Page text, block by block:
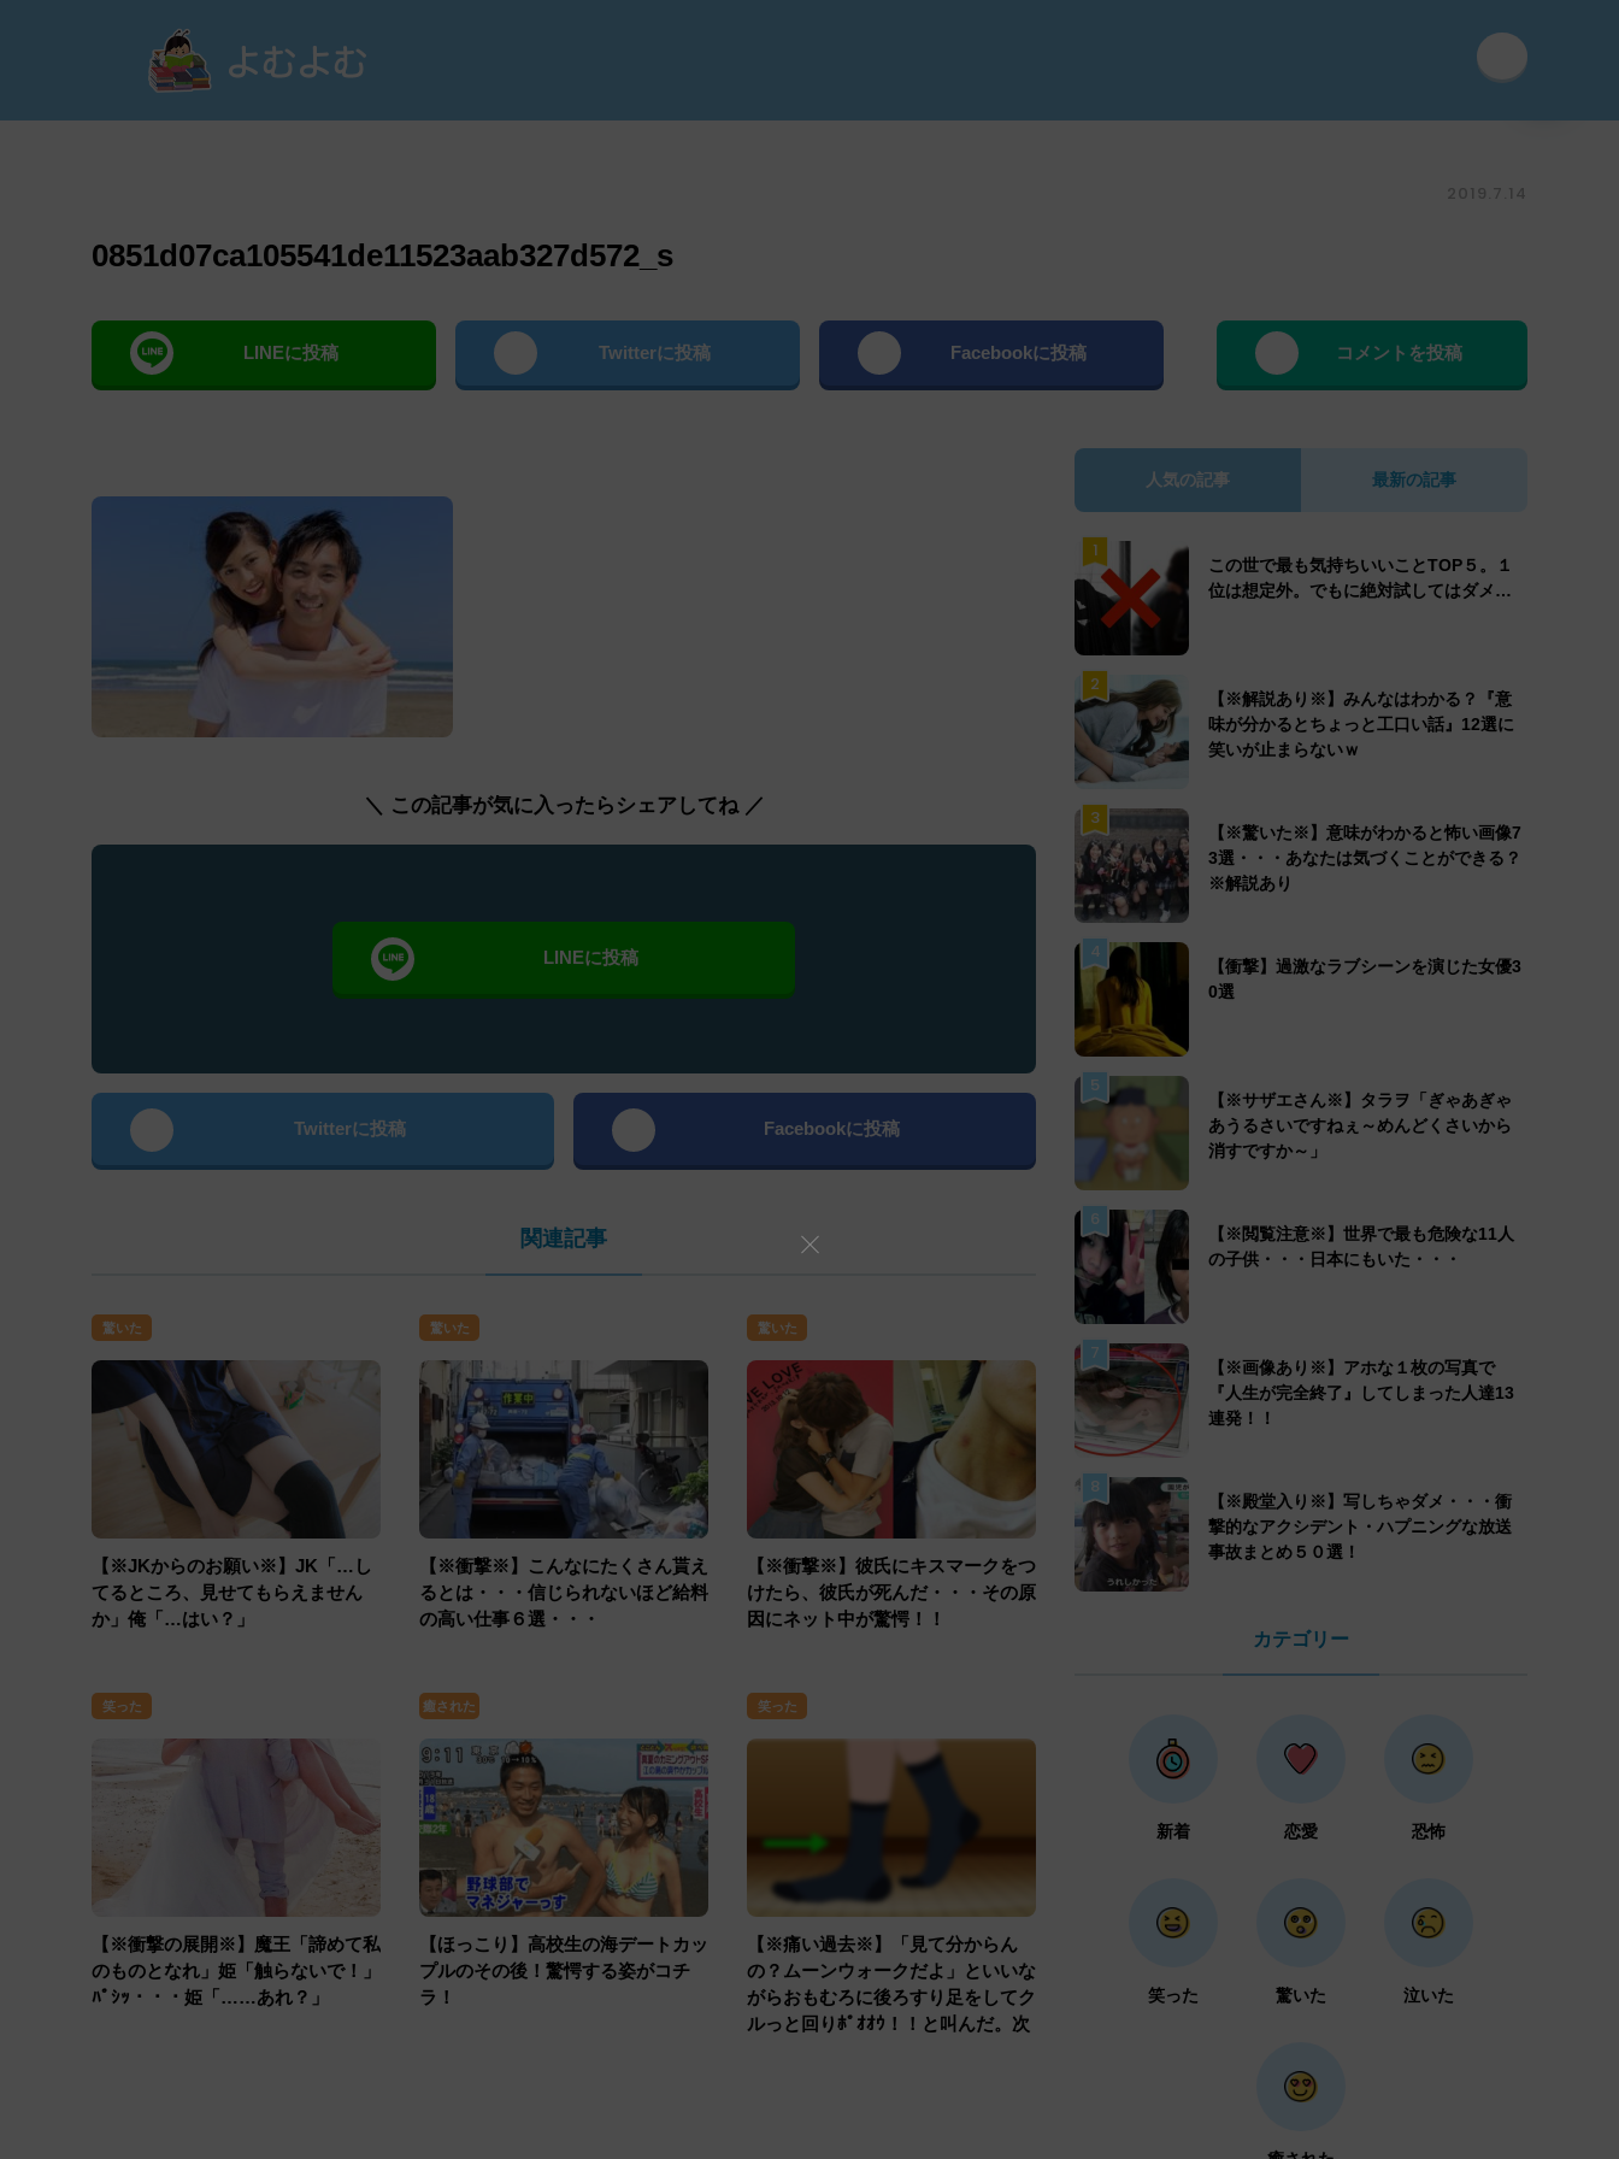
2019.7.14
0851d07ca105541de11523aab327d572_s
LINEに投稿 Twitterに投稿 Facebookに投稿 コメントを投稿
＼ この記事が気に入ったらシェアしてね ／
LINEに投稿
Twitterに投稿 Facebookに投稿
関連記事
驚いた
【※JKからのお願い※】JK「…し
てるところ、見せてもらえません
か」俺「…はい？」
驚いた
【※衝撃※】こんなにたくさん貰え
るとは・・・信じられないほど給料
の高い仕事６選・・・
驚いた
【※衝撃※】彼氏にキスマークをつ
けたら、彼氏が死んだ・・・その原
因にネット中が驚愕！！
笑った
【※衝撃の展開※】魔王「諦めて私
のものとなれ」姫「触らないで！」
ﾊﾟｼｯ・・・姫「……あれ？」
癒された
【ほっこり】高校生の海デートカッ
プルのその後！驚愕する姿がコチ
ラ！
笑った
【※痛い過去※】「見て分からん
の？ムーンウォークだよ」といいな
がらおもむろに後ろすり足をしてク
ルっと回りﾎﾟｵｵｳ！！と叫んだ。次
人気の記事 最新の記事
1
この世で最も気持ちいいことTOP５。１
位は想定外。でもに絶対試してはダメ…
2
【※解説あり※】みんなはわかる？『意
味が分かるとちょっと工口い話』12選に
笑いが止まらないｗ
3
【※驚いた※】意味がわかると怖い画像7
3選・・・あなたは気づくことができる？
※解説あり
4
【衝撃】過激なラブシーンを演じた女優3
0選
5
【※サザエさん※】タラヲ「ぎゃあぎゃ
あうるさいですねぇ～めんどくさいから
消すですか～」
6
【※閲覧注意※】世界で最も危険な11人
の子供・・・日本にもいた・・・
7
【※画像あり※】アホな１枚の写真で
『人生が完全終了』してしまった人達13
連発！！
8
【※殿堂入り※】写しちゃダメ・・・衝
撃的なアクシデント・ハプニングな放送
事故まとめ５０選！
カテゴリー
新着 恋愛 恐怖
笑った 驚いた 泣いた